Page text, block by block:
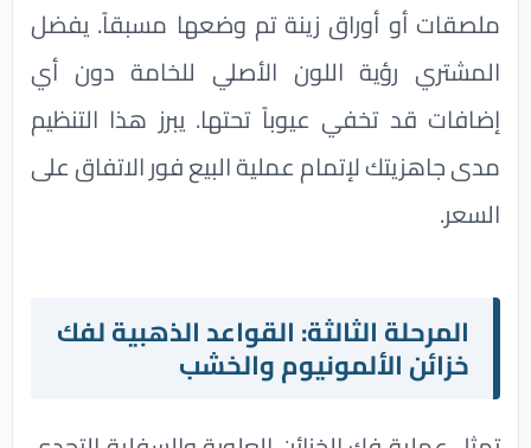
ملصقات أو أوراق زينة تم وضعها مسبقاً. يفضل
المشتري رؤية اللون الأصلي للخامة دون أي
إضافات قد تخفي عيوباً تحتها. يبرز هذا التنظيم
مدى جاهزيتك لإتمام عملية البيع فور الاتفاق على
السعر.
المرحلة الثالثة: القواعد الذهبية لفك
خزائن الألمونيوم والخشب